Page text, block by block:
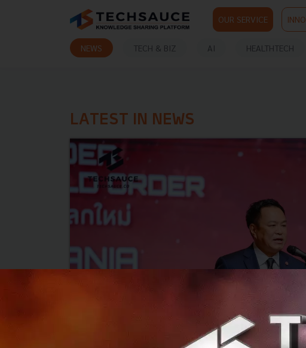
OUR SERVICE
NEWS TECH & BIZ AI HEALTHTECH
LATEST IN NEWS